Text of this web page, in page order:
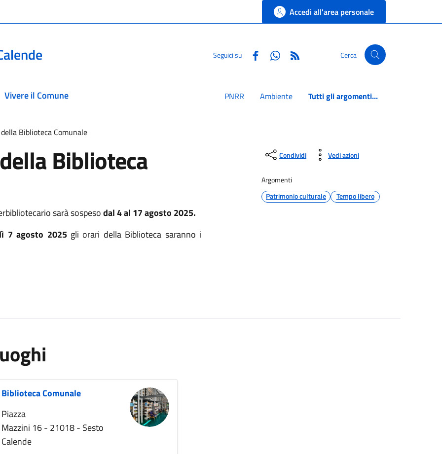
Accedi all'area personale
Seguici su FacebookWhatsapp Cerca
Vivere il Comune PNRR Ambiente Tutti gli argomenti...
Biblioteca Comunale
Biblioteca
sarà sospesodal 4 al 17 agosto 2025.
7 agosto 2025 gli orari della Biblioteca saranno i
Condividi Vedi azioni
Argomenti
Patrimonio culturale
Tempo libero
Biblioteca Comunale
Piazza
Mazzini 16 - 21018 - Sesto
Calende